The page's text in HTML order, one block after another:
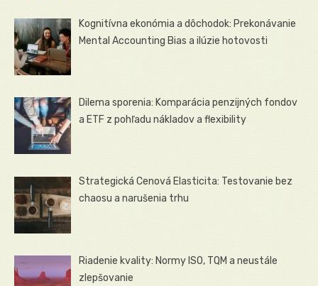
Kognitívna ekonómia a dôchodok: Prekonávanie
Mental Accounting Bias a ilúzie hotovosti
Dilema sporenia: Komparácia penzijných fondov
a ETF z pohľadu nákladov a flexibility
Strategická Cenová Elasticita: Testovanie bez
chaosu a narušenia trhu
Riadenie kvality: Normy ISO, TQM a neustále
zlepšovanie